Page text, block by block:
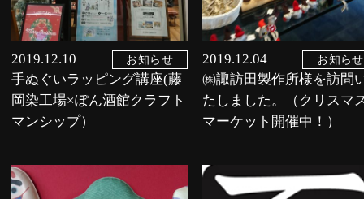
2019.12.10 お知らせ
手ぬぐいラッピング講座(藤
岡染工場×ぽん酒館クラフト
マンシップ）
2019.12.04 お知らせ
㈱諏訪田製作所様を訪問
たしました。（クリスマ
マーケット開催中！）